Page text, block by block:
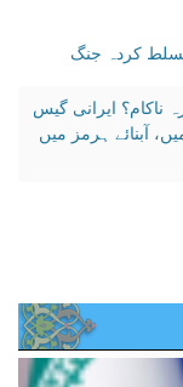
مسلط کردہ جنگ
ناکام؟ ایرانی گیس
آبنائے ہرمز میں